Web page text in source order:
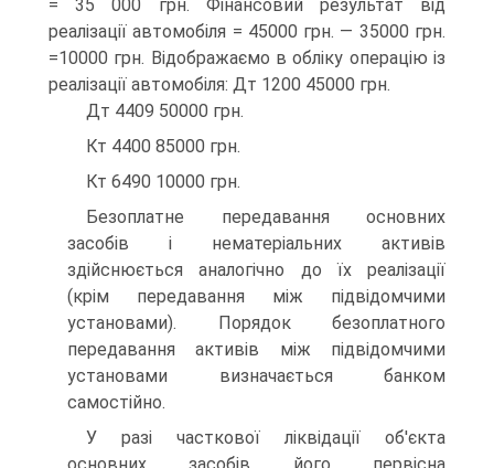
= 35 000 грн. Фінансовий результат від
реалізації автомобіля = 45000 грн. — 35000 грн.
=10000 грн. Відображаємо в обліку операцію із
реалізації автомобіля: Дт 1200 45000 грн.
Дт 4409 50000 грн.
Кт 4400 85000 грн.
Кт 6490 10000 грн.
Безоплатне передавання основних
засобів і нематеріальних активів
здійснюється аналогічно до їх реалізації
(крім передавання між підвідомчими
установами). Порядок безоплатного
передавання активів між підвідомчими
установами визначається банком
самостійно.
У разі часткової ліквідації об'єкта